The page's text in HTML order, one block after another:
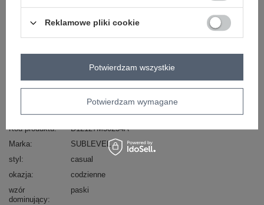
ZALOGUJ SIĘ I ZOBACZ CENĘ
+48 601 547 740 Zadaj pytanie
sposób prania : pranie w pralce w 30°C
Kod produktu
D12127M50254A
Marka
SUBLEVEL
styl
casual
okazja
codzienne
wzór
dominujący
paski
Reklamowe pliki cookie
Potwierdzam wymagane
Potwierdzam wszystkie